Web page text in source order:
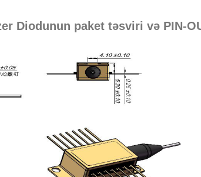
Diodunun paket təsviri və PIN-